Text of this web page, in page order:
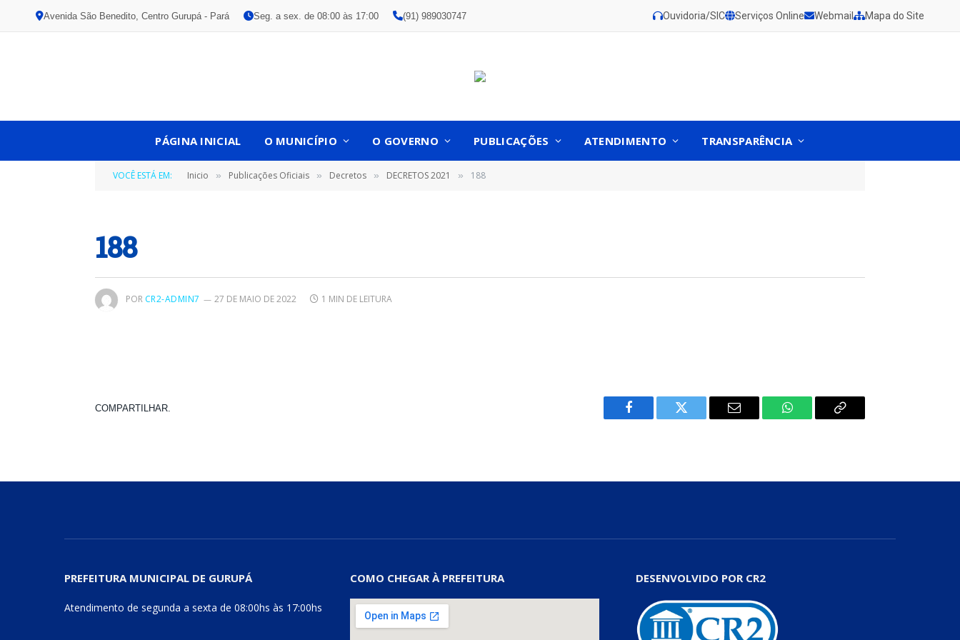
Avenida São Benedito, Centro Gurupá - Pará Seg. a sex. de 08:00 às 17:00 (91) 989030747 Ouvidoria/SIC Serviços Online Webmail Mapa do Site
PÁGINA INICIAL O MUNICÍPIO O GOVERNO PUBLICAÇÕES ATENDIMENTO TRANSPARÊNCIA
VOCÊ ESTÁ EM: Inicio » Publicações Oficiais » Decretos » DECRETOS 2021 » 188
188
POR CR2-ADMIN7 27 DE MAIO DE 2022 1 MIN DE LEITURA
COMPARTILHAR.
Facebook Twitter
E-
WhatsAppCopiar
PREFEITURA MUNICIPAL DE GURUPÁ
Atendimento de segunda a sexta de 08:00hs às 17:00hs
COMO CHEGAR À PREFEITURA DESENVOLVIDO POR CR2